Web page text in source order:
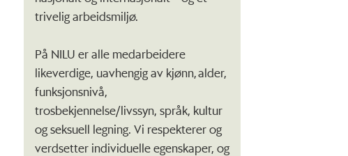
trivelig arbeidsmiljø.
På NILU er alle medarbeidere
likeverdige, uavhengig av kjønn, alder,
funksjonsnivå,
trosbekjennelse/livssyn, språk, kultur
og seksuell legning. Vi respekterer og
verdsetter individuelle egenskaper, og